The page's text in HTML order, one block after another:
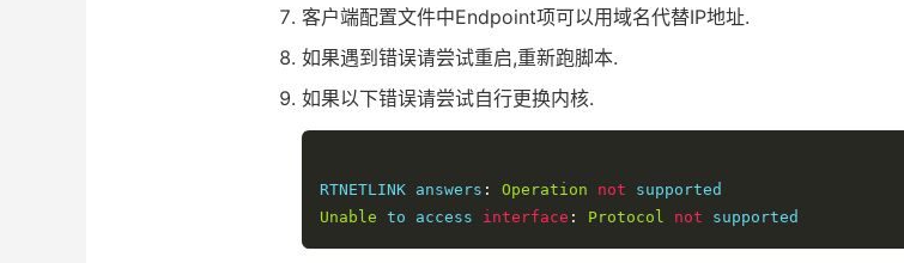
客户端配置文件中Endpoint项可以用域名代替IP地址.
如果遇到错误请尝试重启,重新跑脚本.
如果以下错误请尝试自行更换内核.
RTNETLINK answers : Operation not
Unable to access interface : Protocol not supported